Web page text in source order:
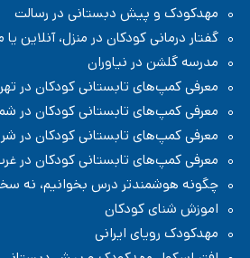
مهدکودک و پیش دبستانی در رسالت
گفتار درمانی کودکان در منزل، آنلاین
مدرسه گلشن در نیاوران
معرفی کمپ‌های تابستانی کودکان در
معرفی کمپ‌های تابستانی کودکان در
معرفی کمپ‌های تابستانی کودکان در
معرفی کمپ‌های تابستانی کودکان در
چگونه هوشمندتر درس بخوانیم، نه
اموزش شنای کودکان
مهدکودک رویای ایرانی